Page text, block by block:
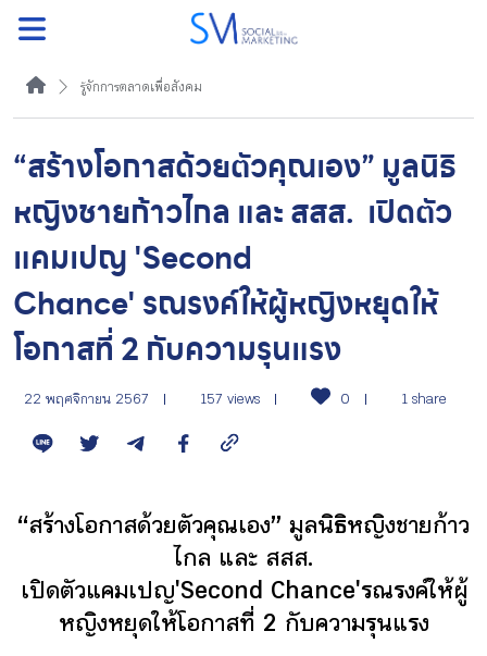
ค้นหา
รู้จักการตลาดเพื่อสังคม
หัวข้อที่เราแนะนำ
มาเป็นเพื่อนกัน
กิจกรรม
ติดต่อเรา
เข้าสู่ระบบ/สมัครสมาชิก
รู้จักการตลาดเพื่อสังคม
“สร้างโอกาสด้วยตัวคุณเอง” มูลนิธิ
หญิงชายก้าวไกล และ สสส. เปิดตัว
แคมเปญ 'Second
Chance' รณรงค์ให้ผู้หญิงหยุดให้
โอกาสที่ 2 กับความรุนแรง
22 พฤศจิกายน 2567 157 views 0 1 share
“สร้างโอกาสด้วยตัวคุณเอง” มูลนิธิหญิงชายก้าว
ไกล และ สสส.
เปิดตัวแคมเปญ 'Second Chance' รณรงค์ให้ผู้
หญิงหยุดให้โอกาสที่ 2 กับความรุนแรง